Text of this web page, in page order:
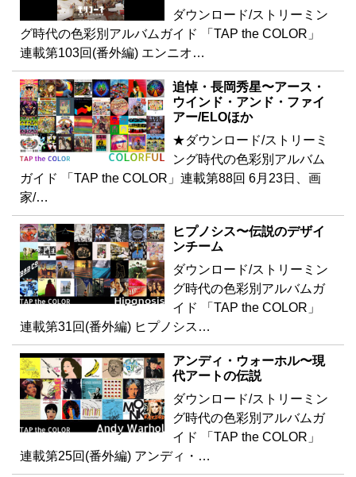
ダウンロード/ストリーミン
グ時代の色彩別アルバムガイド 「TAP the COLOR」
連載第103回(番外編) エンニオ…
追悼・長岡秀星〜アース・
ウインド・アンド・ファイ
アー/ELOほか
★ダウンロード/ストリーミ
ング時代の色彩別アルバム
ガイド 「TAP the COLOR」連載第88回 6月23日、画
家/…
ヒプノシス〜伝説のデザイ
ンチーム
ダウンロード/ストリーミン
グ時代の色彩別アルバムガ
イド 「TAP the COLOR」
連載第31回(番外編) ヒプノシス…
アンディ・ウォーホル〜現
代アートの伝説
ダウンロード/ストリーミン
グ時代の色彩別アルバムガ
イド 「TAP the COLOR」
連載第25回(番外編) アンディ・…